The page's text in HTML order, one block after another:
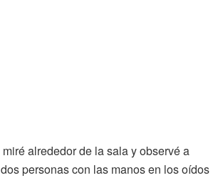
alrededor de la sala y observé a
personas con las manos en los oídos